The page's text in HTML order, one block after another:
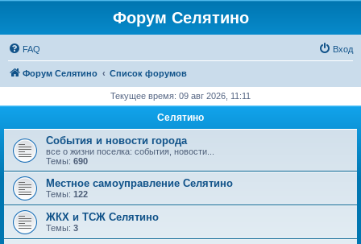
Форум Селятино
FAQ Вход
Форум Селятино Список форумов
Текущее время: 09 авг 2026, 11:11
Селятино
События и новости города
все о жизни поселка: события, новости...
Темы: 690
Местное самоуправление Селятино
Темы: 122
ЖКХ и ТСЖ Селятино
Темы: 3